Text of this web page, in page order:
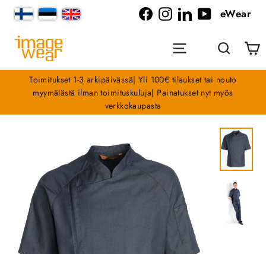
Siirry
sisältöön
eWear
Valikko Haku
Toimitukset 1-3 arkipäivässä| Yli 100€ tilaukset tai nouto
myymälästä ilman toimituskuluja| Painatukset nyt myös
verkkokaupasta